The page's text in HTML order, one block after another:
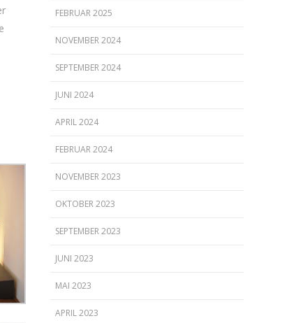
FEBRUAR 2025
NOVEMBER 2024
SEPTEMBER 2024
JUNI 2024
APRIL 2024
FEBRUAR 2024
NOVEMBER 2023
OKTOBER 2023
SEPTEMBER 2023
JUNI 2023
MAI 2023
APRIL 2023